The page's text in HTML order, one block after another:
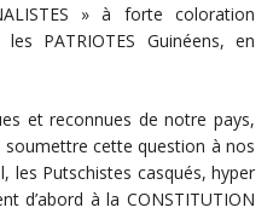
» à forte coloration
PATRIOTES Guinéens, en
et reconnues de notre pays,
cette question à nos
les Putschistes casqués, hyper
d’abord à la CONSTITUTION